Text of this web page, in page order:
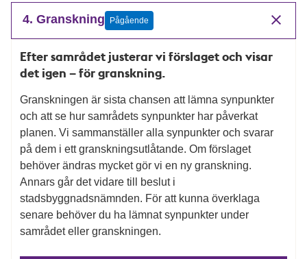
4. Granskning Pågående
Efter samrådet justerar vi förslaget och visar
det igen – för granskning.
Granskningen är sista chansen att lämna synpunkter
och att se hur samrådets synpunkter har påverkat
planen. Vi sammanställer alla synpunkter och svarar
på dem i ett granskningsutlåtande. Om förslaget
behöver ändras mycket gör vi en ny granskning.
Annars går det vidare till beslut i
stadsbyggnadsnämnden. För att kunna överklaga
senare behöver du ha lämnat synpunkter under
samrådet eller granskningen.